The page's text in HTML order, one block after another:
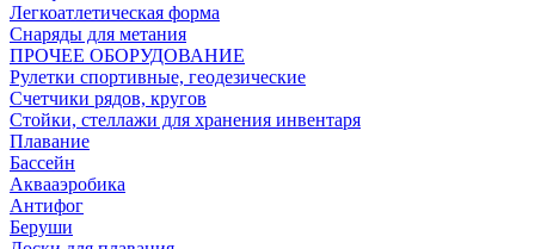
Легкоатлетическая форма
Снаряды для метания
ПРОЧЕЕ ОБОРУДОВАНИЕ
Рулетки спортивные, геодезические
Счетчики рядов, кругов
Стойки, стеллажи для хранения инвентаря
Плавание
Бассейн
Аквааэробика
Антифог
Беруши